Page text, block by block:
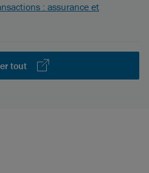
: assurance et
tout